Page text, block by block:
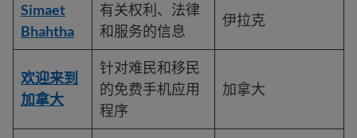
Simaet
Bhahtha
有关权利、法律
和服务的信息
伊拉克
欢迎来到
加拿大
针对难民和移民
的免费手机应用
程序
加拿大